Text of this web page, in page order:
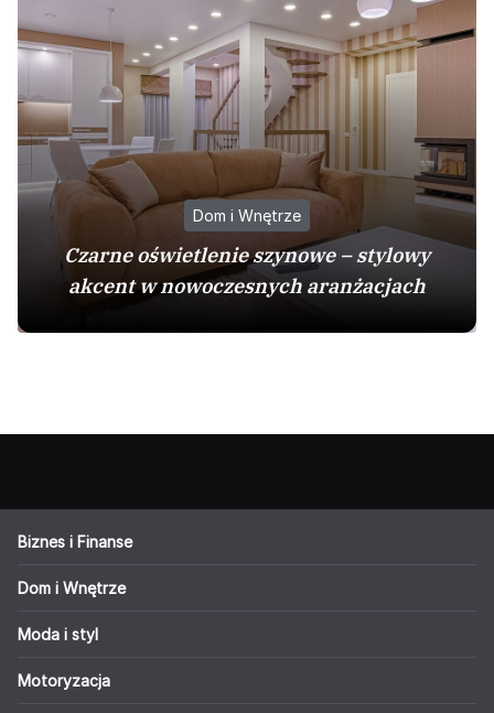
Dom i Wnętrze
Czarne oświetlenie szynowe – stylowy
akcent w nowoczesnych aranżacjach
Biznes i Finanse
Dom i Wnętrze
Moda i styl
Motoryzacja